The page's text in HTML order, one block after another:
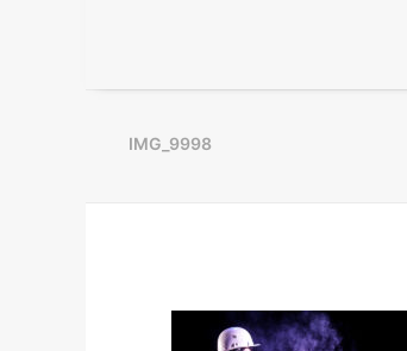
IMG_9998